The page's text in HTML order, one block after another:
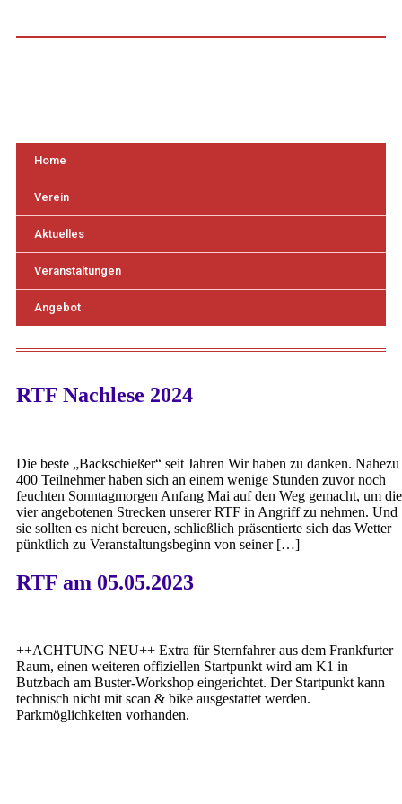
Home
Verein
Aktuelles
Veranstaltungen
Angebot
RTF Nachlese 2024
Die beste „Backschießer“ seit Jahren Wir haben zu danken. Nahezu
400 Teilnehmer haben sich an einem wenige Stunden zuvor noch
feuchten Sonntagmorgen Anfang Mai auf den Weg gemacht, um die
vier angebotenen Strecken unserer RTF in Angriff zu nehmen. Und
sie sollten es nicht bereuen, schließlich präsentierte sich das Wetter
pünktlich zu Veranstaltungsbeginn von seiner […]
RTF am 05.05.2023
++ACHTUNG NEU++ Extra für Sternfahrer aus dem Frankfurter
Raum, einen weiteren offiziellen Startpunkt wird am K1 in
Butzbach am Buster-Workshop eingerichtet. Der Startpunkt kann
technisch nicht mit scan & bike ausgestattet werden.
Parkmöglichkeiten vorhanden.